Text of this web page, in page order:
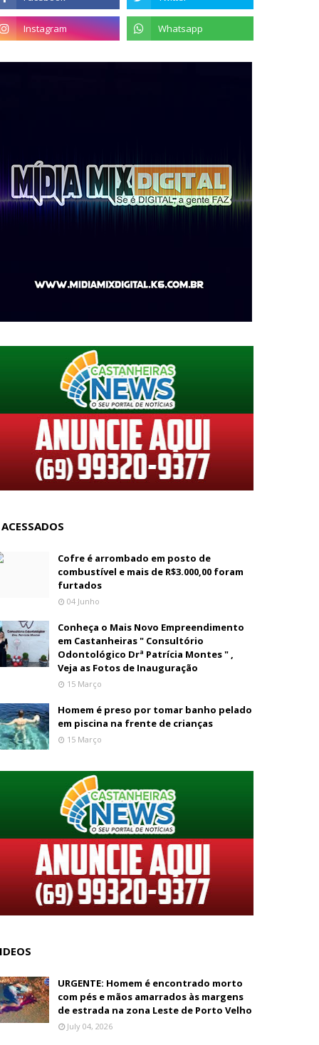
Cofre é arrombado em posto de
combustível e mais de R$3.000,00 foram
furtados
04 Junho
Conheça o Mais Novo Empreendimento
em Castanheiras " Consultório
Odontológico Drª Patrícia Montes " ,
Veja as Fotos de Inauguração
15 Março
Homem é preso por tomar banho pelado
em piscina na frente de crianças
15 Março
URGENTE: Homem é encontrado morto
com pés e mãos amarrados às margens
de estrada na zona Leste de Porto Velho
July 04, 2026